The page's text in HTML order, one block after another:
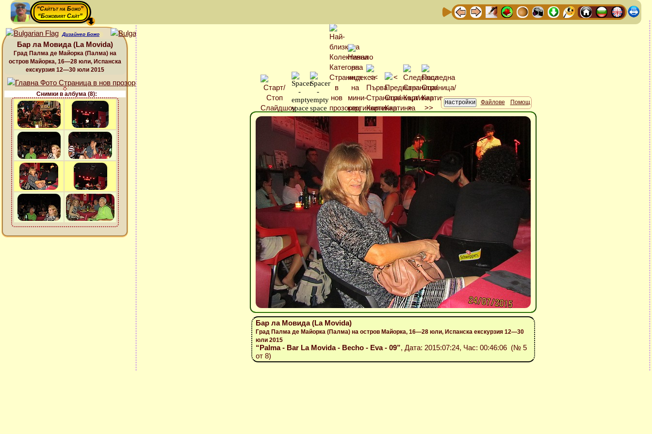
“Сайтът на Божо”
“Божовият Сайт”
Дизайнер Божо
Бар ла Мовида (La Movida)
Град Палма де Майорка (Палма) на
остров Майорка, 16—28 юли, Испанска
екскурзия 12—30 юли 2015
Снимки в албума (8):
Файлове
Помощ
Бар ла Мовида (La Movida)
Град Палма де Майорка (Палма) на остров Майорка, 16—28 юли, Испанска екскурзия 12—30
юли 2015
“Palma - Bar La Movida - Becho - Eva - 09”, Дата: 2015:07:24, Час: 00:46:06 (№ 5
от 8)